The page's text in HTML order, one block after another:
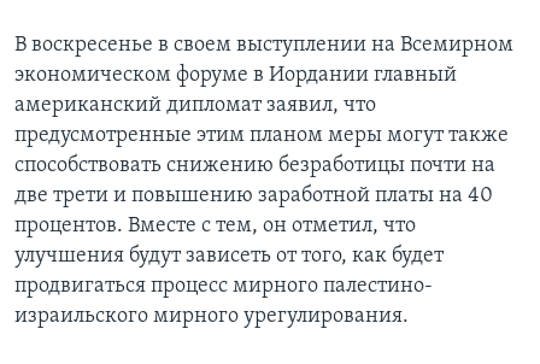
В воскресенье в своем выступлении на Всемирном
экономическом форуме в Иордании главный
американский дипломат заявил, что
предусмотренные этим планом меры могут также
способствовать снижению безработицы почти на
две трети и повышению заработной платы на 40
процентов. Вместе с тем, он отметил, что
улучшения будут зависеть от того, как будет
продвигаться процесс мирного палестино-
израильского мирного урегулирования.